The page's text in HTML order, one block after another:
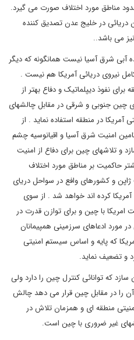
مناطق مورد اختلاف صورت می گیرد.
دریائی در خلیج عدن تصدیق کننده
می باشد..
آبی شرق آسیا نیست همانگونه که دیگر
نیروی دریائی آمریکا هم نیست .
نفوذ دیپلماتیک و دفاع بهتر از
چین جنوبی و شرقی در مقابل چالشهای
آمریکا در منطقه استفاده نماید . از
امنیت شرق آسیا و اقیانوسیه چشم
و تلاشهای چین برای دفاع از امنیت
حاکمیت بر مناطق مورد اختلاف
و کشورهای وافع در سواحل دریای
کرده اند خواهد شد . از سوی
امریکا با چین و برای توازن قدرت در
مورد ادعاهای سرزمینی همپیمانان
که پایه و اساس سیستم امنیتی
و تضعیف نماید.
که توانائی کنترل چین را دارد ولی
آن را در مقابل چین قرار می دهد چالش
منطقه ای و همزمان تلاش در
غیر ضروری با چین است.